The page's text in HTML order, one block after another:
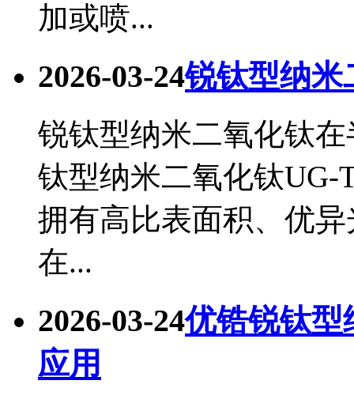
加或喷...
2026-03-24锐钛型纳米
锐钛型纳米二氧化钛
钛型纳米二氧化钛UG-
拥有高比表面积、优
在...
2026-03-24优锆锐钛型
应用